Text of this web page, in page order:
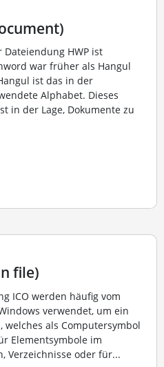
HWP ist
war früher als Hangul
ist das in der
Alphabet. Dieses
in der Lage, Dokumente zu
file)
ICO werden häufig vom
verwendet, um ein
als Computersymbol
Elementsymbole im
Verzeichnisse oder für...